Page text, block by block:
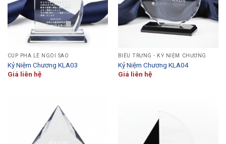
CÚP PHA LÊ NGÔI SAO
Kỷ Niệm Chương KLA03
Giá liên hệ
BIỂU TRƯNG - KỶ NIỆM CHƯƠNG
Kỷ Niệm Chương KLA04
Giá liên hệ